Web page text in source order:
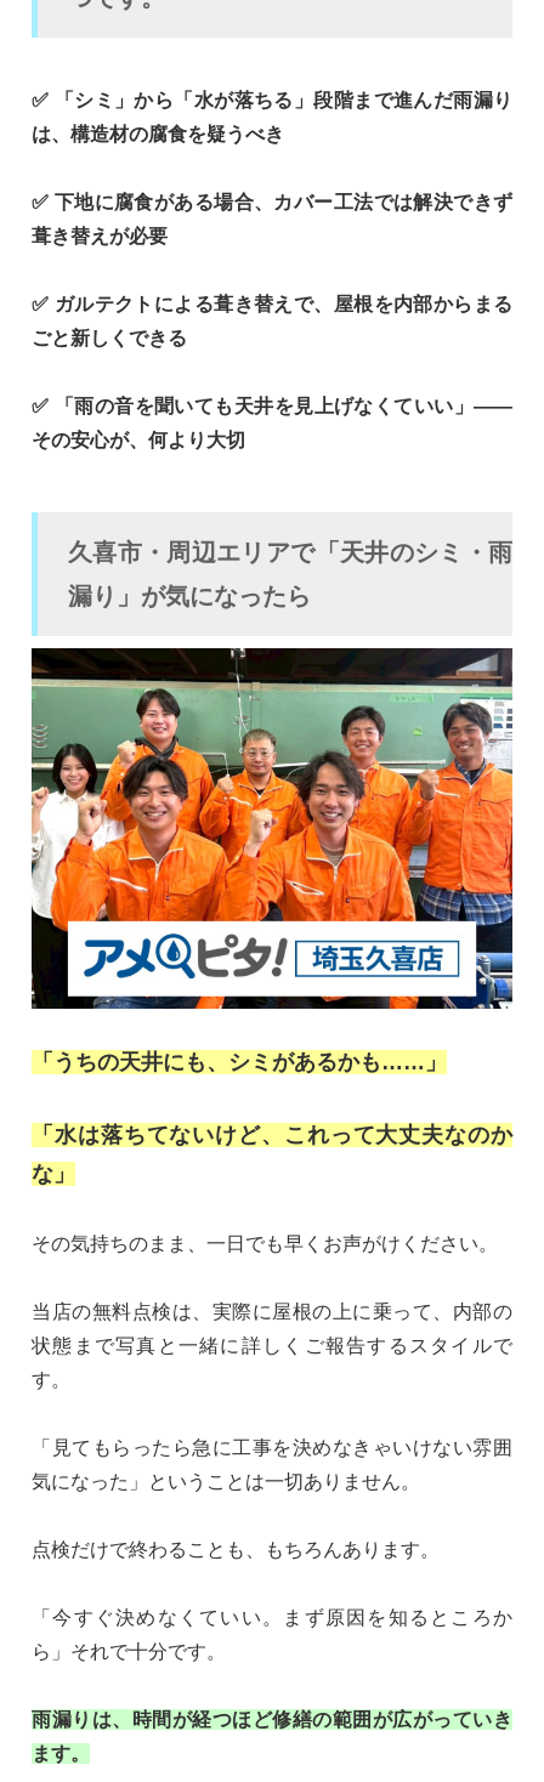
✅ 「シミ」から「水が落ちる」段階まで進んだ雨漏り
は、構造材の腐食を疑うべき
✅ 下地に腐食がある場合、カバー工法では解決できず
葺き替えが必要
✅ ガルテクトによる葺き替えで、屋根を内部からまる
ごと新しくできる
✅ 「雨の音を聞いても天井を見上げなくていい」——
その安心が、何より大切
久喜市・周辺エリアで「天井のシミ・雨
漏り」が気になったら
「うちの天井にも、シミがあるかも……」
「水は落ちてないけど、これって大丈夫なのか
な」
その気持ちのまま、一日でも早くお声がけください。
当店の無料点検は、実際に屋根の上に乗って、内部の
状態まで写真と一緒に詳しくご報告するスタイルで
す。
「見てもらったら急に工事を決めなきゃいけない雰囲
気になった」ということは一切ありません。
点検だけで終わることも、もちろんあります。
「今すぐ決めなくていい。まず原因を知るところか
ら」それで十分です。
雨漏りは、時間が経つほど修繕の範囲が広がっていき
ます。